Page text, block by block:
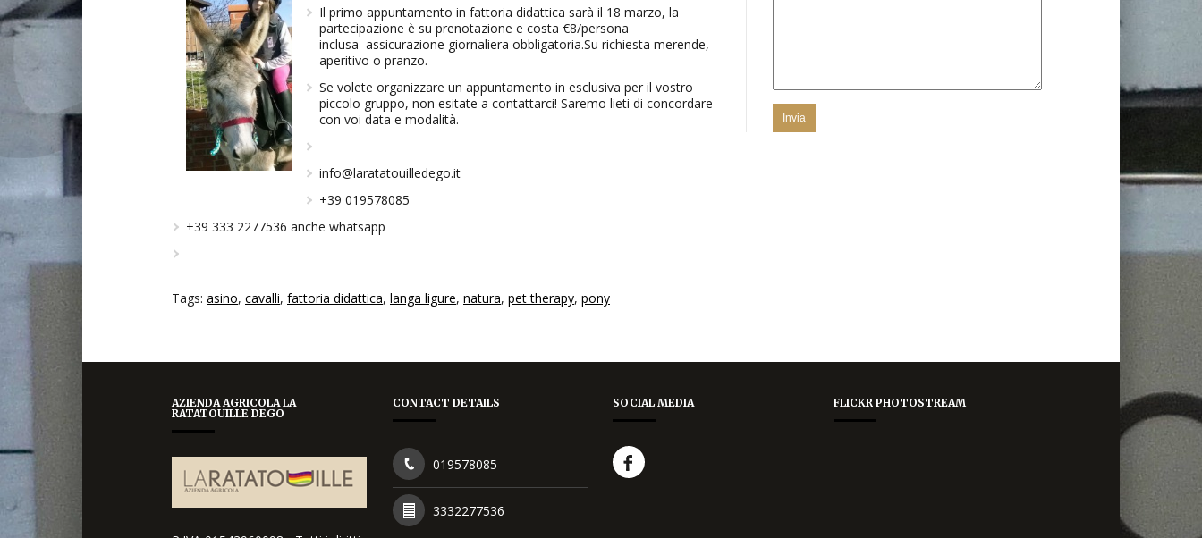
Il primo appuntamento in fattoria didattica sarà il 18 marzo, la
partecipazione è su prenotazione e costa €8/persona
inclusa assicurazione giornaliera obbligatoria.Su richiesta merende,
aperitivo o pranzo.
Se volete organizzare un appuntamento in esclusiva per il vostro
piccolo gruppo, non esitate a contattarci! Saremo lieti di concordare
con voi data e modalità.
info@laratatouilledego.it
+39 019578085
+39 333 2277536 anche whatsapp
Tags: asino, cavalli, fattoria didattica, langa ligure, natura, pet therapy, pony
AZIENDA AGRICOLA LA
RATATOUILLE DEGO
CONTACT DETAILS
019578085
3332277536
SOCIAL MEDIA FLICKR PHOTOSTREAM